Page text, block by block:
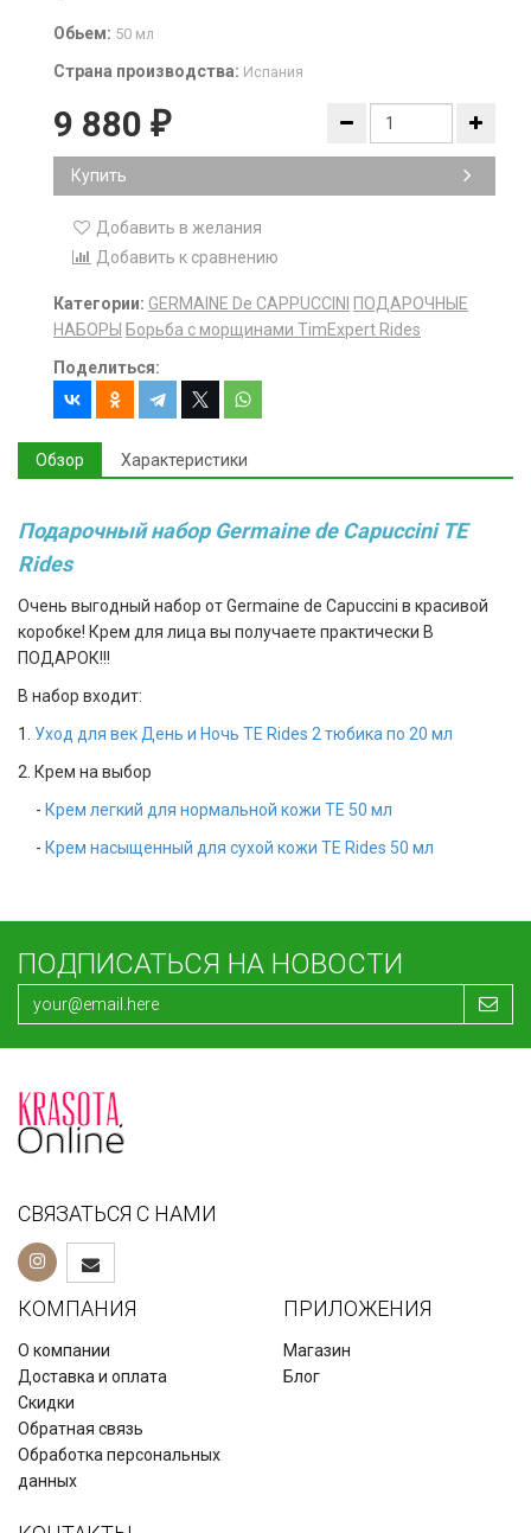
Обьем: 50 мл
Страна производства: Испания
9 880 ₽
Купить
Добавить в желания
Добавить к сравнению
Категории: GERMAINE De CAPPUCCINI
ПОДАРОЧНЫЕ
НАБОРЫ Борьба с морщинами TimExpert Rides
Поделиться:
Обзор Характеристики
Подарочный набор Germaine de Capuccini TE
Rides
Очень выгодный набор от Germaine de Capuccini в красивой
коробке! Крем для лица вы получаете практически В
ПОДАРОК!!!
В набор входит:
1. Уход для век День и Ночь TE Rides 2 тюбика по 20 мл
2. Крем на выбор
- Крем легкий для нормальной кожи TE 50 мл
- Крем насыщенный для сухой кожи TE Rides 50 мл
ПОДПИСАТЬСЯ НА НОВОСТИ
СВЯЗАТЬСЯ С НАМИ
КОМПАНИЯ
О компании
Доставка и оплата
Скидки
Обратная связь
Обработка персональных
данных
ПРИЛОЖЕНИЯ
Магазин
Блог